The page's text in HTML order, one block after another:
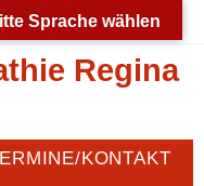
Regina
KONTAKT
Sprache wählen